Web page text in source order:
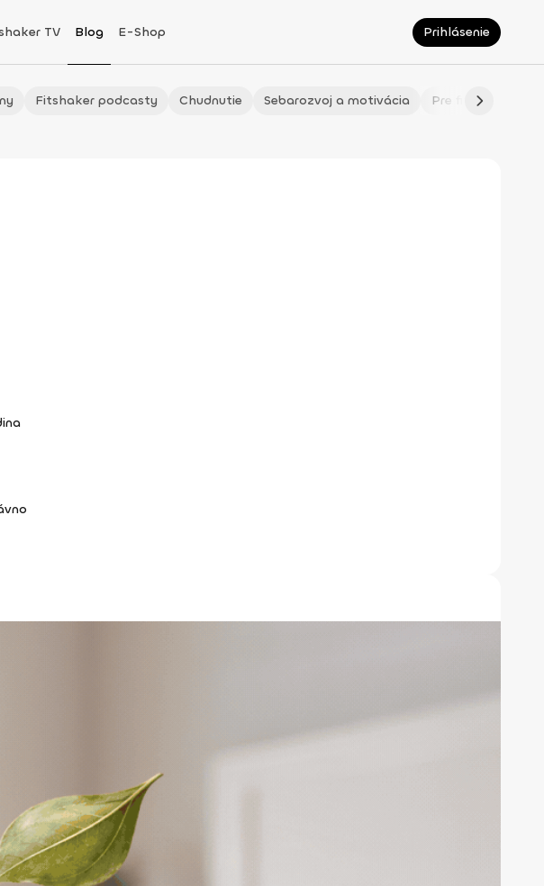
TV Blog E-Shop Prihlásenie
Fitshaker podcasty Chudnutie Sebarozvoj a motivácia Pre fitmaminky